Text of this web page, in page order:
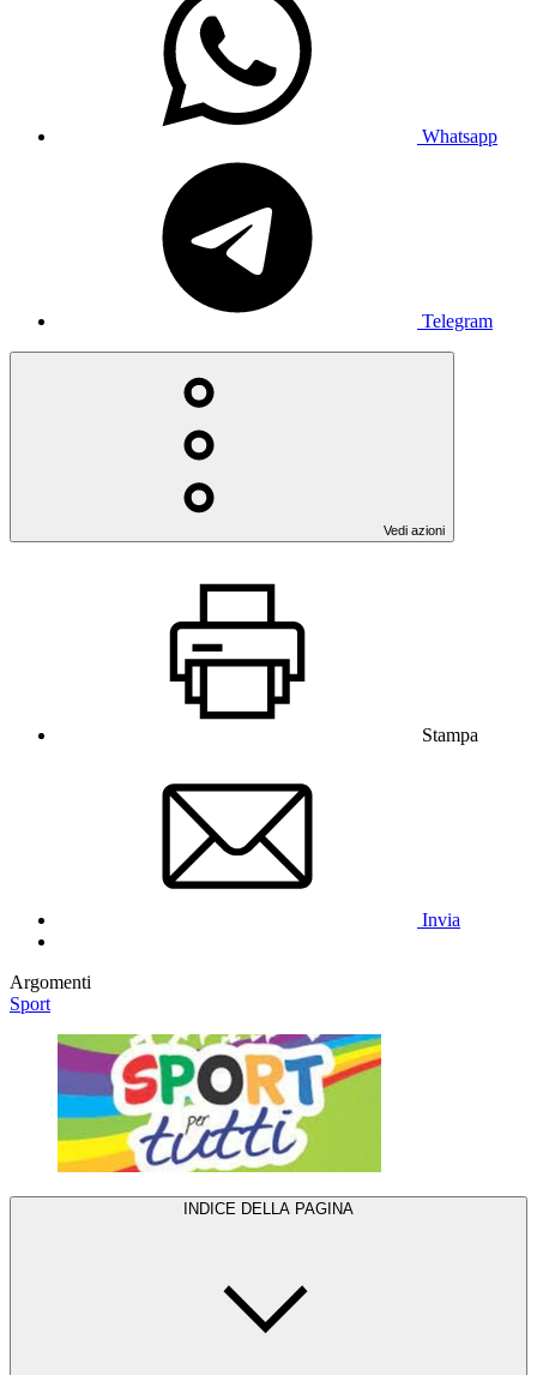
Whatsapp
Telegram
Vedi azioni
Stampa
Invia
Argomenti
Sport
INDICE DELLA PAGINA